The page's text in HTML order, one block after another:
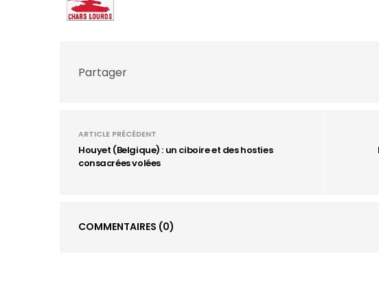
Partager
ARTICLE PRÉCÉDENT
Houyet (Belgique) : un ciboire et des hosties
consacrées volées
COMMENTAIRES (0)